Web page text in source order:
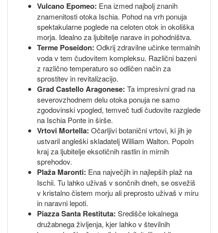
Vulcano Epomeo: Ena izmed najbolj znanih
znamenitosti otoka Ischia. Pohod na vrh ponuja
spektakularne poglede na celoten otok in okoliška
morja. Idealno za ljubitelje narave in pohodništva.
Terme Poseidon: Odkrij zdravilne učinke termalnih
voda v tem čudovitem kompleksu. Različni bazeni
z različno temperaturo so odličen način za
sprostitev in revitalizacijo.
Grad Castello Aragonese: Ta impresivni grad na
severovzhodnem delu otoka ponuja ne samo
zgodovinski vpogled, temveč tudi čudovite razglede
na Ischia Ponte in širše.
Vrtovi Mortella: Očarljivi botanični vrtovi, ki jih je
ustvaril angleški skladatelj William Walton. Popoln
kraj za ljubitelje eksotičnih rastlin in mirnih
sprehodov.
Plaža Maronti: Ena največjih in najlepših plaž na
Ischii. Tu lahko uživaš v sončnih dneh, se osvežiš
v kristalno čistem morju ali preprosto uživaš v miru
in naravni lepoti.
Piazza Santa Restituta: Središče lokalnega
družabnega življenja, kjer lahko v številnih